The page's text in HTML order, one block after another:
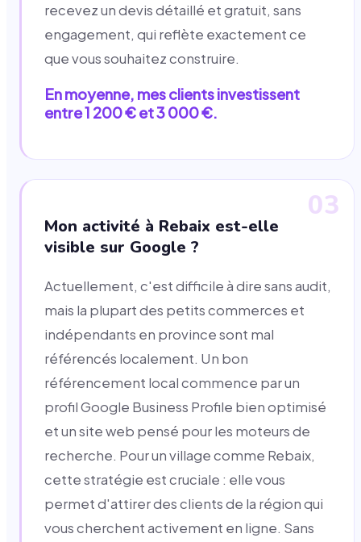
recevez un devis détaillé et gratuit, sans
engagement, qui reflète exactement ce
que vous souhaitez construire.
En moyenne, mes clients investissent
entre 1 200 € et 3 000 €.
03
Mon activité à Rebaix est-elle
visible sur Google ?
Actuellement, c'est difficile à dire sans audit,
mais la plupart des petits commerces et
indépendants en province sont mal
référencés localement. Un bon
référencement local commence par un
profil Google Business Profile bien optimisé
et un site web pensé pour les moteurs de
recherche. Pour un village comme Rebaix,
cette stratégie est cruciale : elle vous
permet d'attirer des clients de la région qui
vous cherchent activement en ligne. Sans